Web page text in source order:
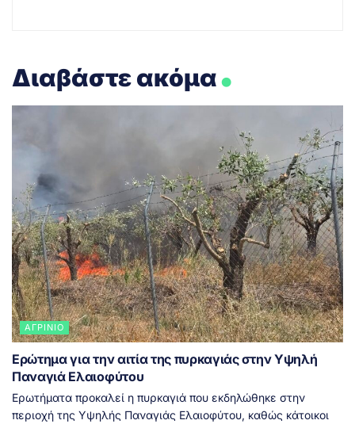
Διαβάστε ακόμα.
ΑΓΡΊΝΙΟ
Ερώτημα για την αιτία της πυρκαγιάς στην Υψηλή
Παναγιά Ελαιοφύτου
Ερωτήματα προκαλεί η πυρκαγιά που εκδηλώθηκε στην
περιοχή της Υψηλής Παναγιάς Ελαιοφύτου, καθώς κάτοικοι